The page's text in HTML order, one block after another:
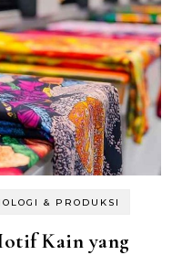
& PRODUKSI
Kain yang